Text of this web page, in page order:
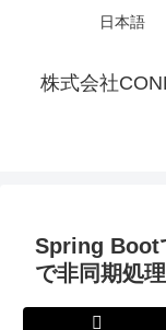
株式会社
日本語
Spring Boot
で非同期処